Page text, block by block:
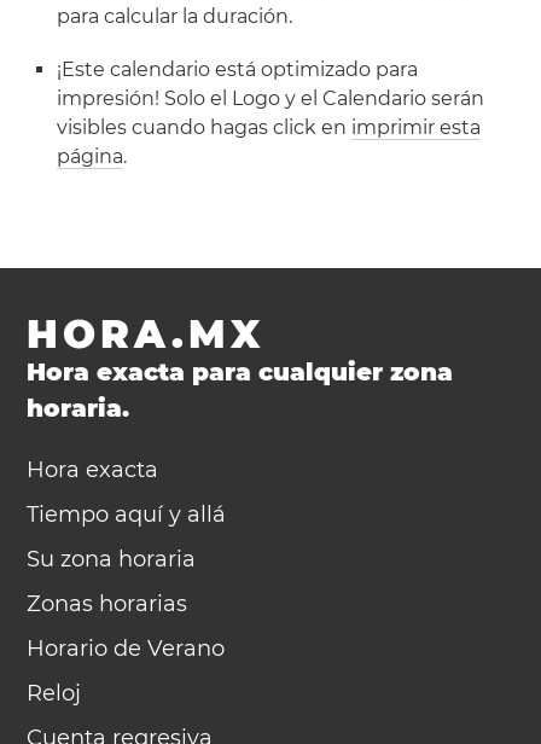
para calcular la duración.
¡Este calendario está optimizado para
impresión! Solo el Logo y el Calendario serán
visibles cuando hagas click en imprimir esta
página.
HORA.MX
Hora exacta para cualquier zona
horaria.
Hora exacta
Tiempo aquí y allá
Su zona horaria
Zonas horarias
Horario de Verano
Reloj
Cuenta regresiva